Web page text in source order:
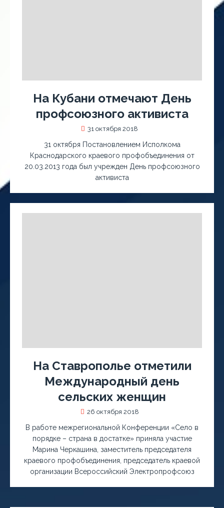
На Кубани отмечают День
профсоюзного активиста
31 октября 2018
31 октября Постановлением Исполкома
Краснодарского краевого профобъединения от
20.03.2013 года был учрежден День профсоюзного
активиста
На Ставрополье отметили
Международный день
сельских женщин
26 октября 2018
В работе межрегиональной Конференции «Село в
порядке – страна в достатке» приняла участие
Марина Черкашина, заместитель председателя
краевого профобъединения, председатель краевой
организации Всероссийский Электропрофсоюз